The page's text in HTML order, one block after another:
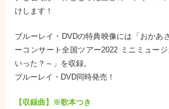
けします！
ブルーレイ・DVDの特典映像には「おかあ
ーコンサート全国ツアー2022 ミニミュー
いった？～」を収録。
ブルーレイ・DVD同時発売！
【収録曲】※歌本つき